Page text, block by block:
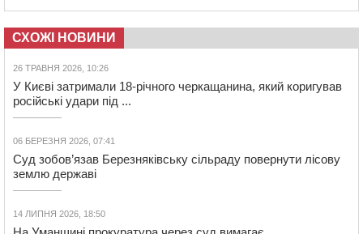
СХОЖІ НОВИНИ
26 ТРАВНЯ 2026, 10:26
У Києві затримали 18-річного черкащанина, який коригував
російські удари під ...
06 БЕРЕЗНЯ 2026, 07:41
Суд зобов’язав Березняківську сільраду повернути лісову
землю державі
14 ЛИПНЯ 2026, 18:50